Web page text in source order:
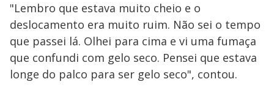
"Lembro que estava muito cheio e o
deslocamento era muito ruim. Não sei o tempo
que passei lá. Olhei para cima e vi uma fumaça
que confundi com gelo seco. Pensei que estava
longe do palco para ser gelo seco", contou.